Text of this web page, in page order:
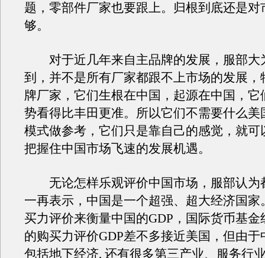
题，零部件厂家也要跟上。归根到底还是对
够。
对于近几年来自主品牌的发展，服部大
到，并不是所有厂家都跟不上市场的发展，
牌厂家，它们生根在中国，起源在中国，它
势看得比丰田更准。所以它们不需要什么美
模式做参考，它们只是靠自己的感觉，就可
把握住中国市场飞速的发展机遇。
无论怎样乐观评价中国市场，服部认为
一再表示，中国是一个超强、超大经济国家
买力评价来衡量中国的GDP，国际货币基金
的购买力评价GDP差不多接近美国，但由于
包括地下经济, 还有很多第三产业、服务行